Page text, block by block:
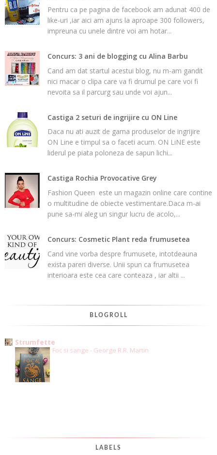
Pentru ca pe pagina de facebook am adunat 400 de
like-uri ,iar aici am ajuns la aproape 300 followers,
impreuna cu unele dintre voi am hotar...
Concurs: 3 ani de blogging cu Alina Barbu
Cand am dat startul acestui blog, nu m-am gandit
nici macar o clipa care va fi drumul pe care voi fi
nevoita sa il parcurg sau unde voi ajun...
Castiga 2 seturi de ingrijire cu ON Line
Daca nu ati auzit de gama produselor de ingrijire
ON Line e timpul sa o faceti acum. ON LiNE este
liderul pe piata poloneza de sapun lichi...
Castiga Rochia Provocative Grey
Fashion Queen este un magazin online care contine
o multitudine de obiecte vestimentare.Daca m-ai
pune sa-mi aleg un singur lucru de acolo,...
Concurs: Cosmetic Plant reda frumusetea
Cand vine vorba despre frumusete, intotdeauna
exista pareri diverse. Unii spun ca frumusetea
interioara este cea care conteaza , iar altii ...
BLOGROLL
Strumfette
Foc si sange - George R.R. Martin
LABELS